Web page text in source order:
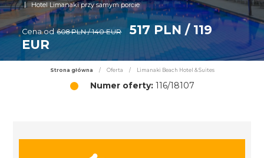
Hotel Limanaki przy samym porcie
Cena od 608 PLN / 140 EUR
517 PLN / 119
EUR
Strona główna / Oferta / Limanaki Beach Hotel & Suites
Numer oferty:116/18107